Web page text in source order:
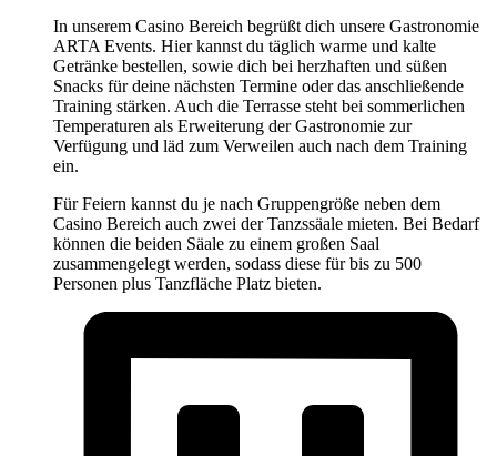
In unserem Casino Bereich begrüßt dich unsere Gastronomie
ARTA Events. Hier kannst du täglich warme und kalte
Getränke bestellen, sowie dich bei herzhaften und süßen
Snacks für deine nächsten Termine oder das anschließende
Training stärken. Auch die Terrasse steht bei sommerlichen
Temperaturen als Erweiterung der Gastronomie zur
Verfügung und läd zum Verweilen auch nach dem Training
ein.
Für Feiern kannst du je nach Gruppengröße neben dem
Casino Bereich auch zwei der Tanzssäale mieten. Bei Bedarf
können die beiden Säale zu einem großen Saal
zusammengelegt werden, sodass diese für bis zu 500
Personen plus Tanzfläche Platz bieten.